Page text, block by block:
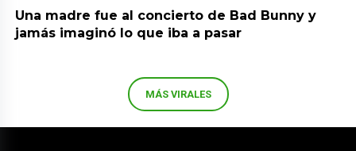
Una madre fue al concierto de Bad Bunny y
jamás imaginó lo que iba a pasar
MÁS VIRALES